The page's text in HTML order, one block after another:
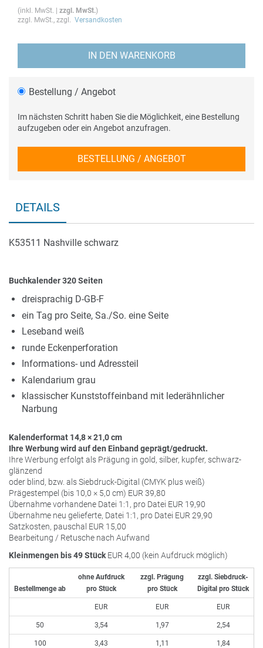
(inkl. MwSt. zzgl. MwSt.)
zzgl. MwSt., zzgl. Versandkosten
IN DEN WARENKORB
Bestellung / Angebot
Im nächsten Schritt haben Sie die Möglichkeit, eine Bestellung
aufzugeben oder ein Angebot anzufragen.
BESTELLUNG / ANGEBOT
DETAILS
K53511 Nashville schwarz
Buchkalender 320 Seiten
dreisprachig D-GB-F
ein Tag pro Seite, Sa./So. eine Seite
Leseband weiß
runde Eckenperforation
Informations- und Adressteil
Kalendarium grau
klassischer Kunststoffeinband mit lederähnlicher
Narbung
Kalenderformat 14,8 × 21,0 cm
Ihre Werbung wird auf den Einband geprägt/gedruckt.
Ihre Werbung erfolgt als Prägung in gold, silber, kupfer, schwarz-
glänzend
oder blind, bzw. als Siebdruck-Digital (CMYK plus weiß)
Prägestempel (bis 10,0 × 5,0 cm) EUR 39,80
Übernahme vorhandene Datei 1:1, pro Datei EUR 19,90
Übernahme neu gelieferte, Datei 1:1, pro Datei EUR 29,90
Satzkosten, pauschal EUR 15,00
Bearbeitung / Retusche nach Aufwand
Kleinmengen bis 49 Stück EUR 4,00 (kein Aufdruck möglich)
Bestellmenge ab
50
100
ohne Aufdruck
pro Stück
EUR
3,54
3,43
zzgl. Prägung
pro Stück
EUR
1,97
1,11
zzgl. Siebdruck-
Digital pro Stück
EUR
2,54
1,84